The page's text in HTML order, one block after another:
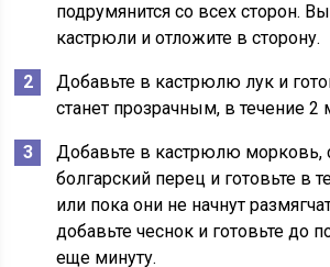
подрумянится со всех сторон.
кастрюли и отложите в сторону.
Добавьте в кастрюлю лук и
станет прозрачным, в течение 2
Добавьте в кастрюлю морковь,
болгарский перец и готовьте в
или пока они не начнут
добавьте чеснок и готовьте до
еще минуту.